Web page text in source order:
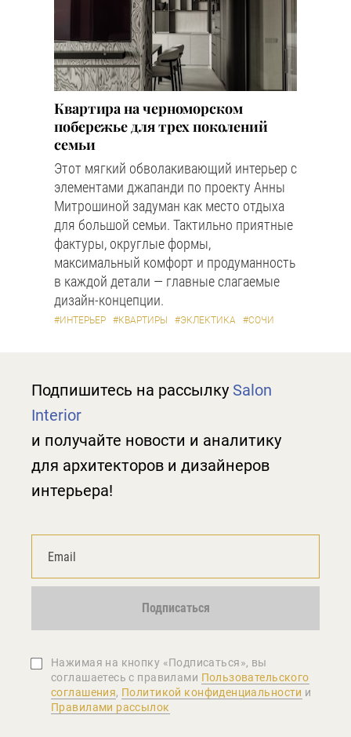
Квартира на черноморском
побережье для трех поколений
семьи
Этот мягкий обволакивающий интерьер с
элементами джапанди по проекту Анны
Митрошиной задуман как место отдыха
для большой семьи. Тактильно приятные
фактуры, округлые формы,
максимальный комфорт и продуманность
в каждой детали — главные слагаемые
дизайн-концепции.
#ИНТЕРЬЕР #КВАРТИРЫ #ЭКЛЕКТИКА #СОЧИ
Подпишитесь на рассылку Salon
Interior
и получайте новости и аналитику
для архитекторов и дизайнеров
интерьера!
Подписаться
Нажимая на кнопку «Подписаться», вы
соглашаетеcь с правилами Пользовательского
соглашения, Политикой конфиденциальности и
Правилами рассылок